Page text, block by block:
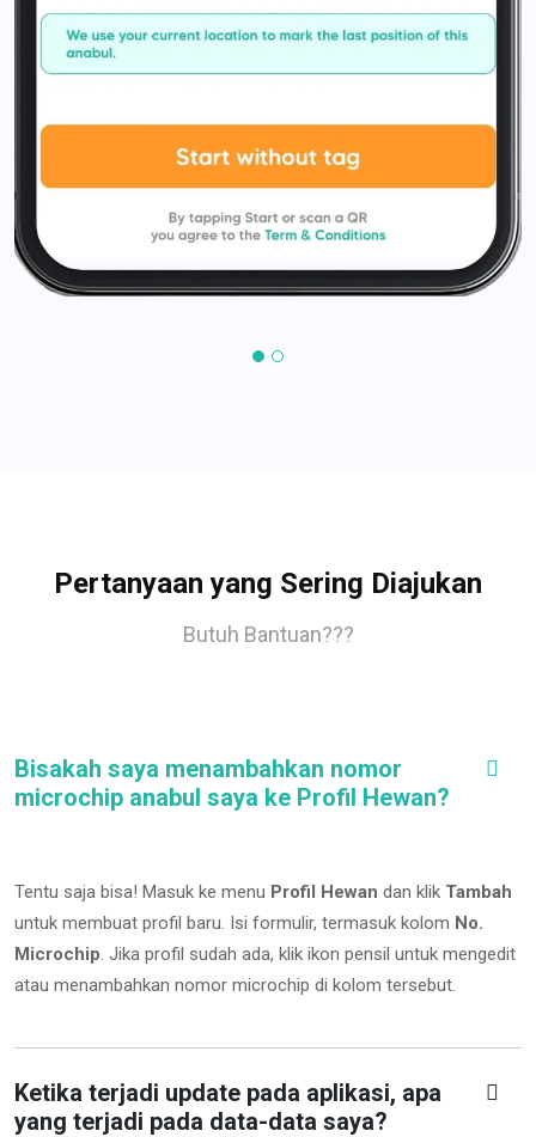
Pertanyaan yang Sering Diajukan
Butuh Bantuan???
Bisakah saya menambahkan nomor
microchip anabul saya ke Profil Hewan?
Tentu saja bisa! Masuk ke menu Profil Hewan dan klik Tambah
untuk membuat profil baru. Isi formulir, termasuk kolom No.
Microchip. Jika profil sudah ada, klik ikon pensil untuk mengedit
atau menambahkan nomor microchip di kolom tersebut.
Ketika terjadi update pada aplikasi, apa
yang terjadi pada data-data saya?